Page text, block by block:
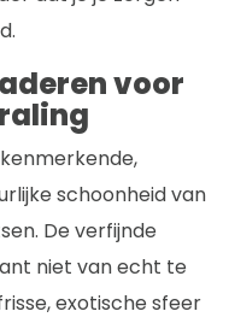
voor
schoonheid van
De verfijnde
niet van echt te
exotische sfeer